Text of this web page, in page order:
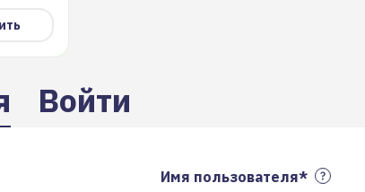
Войти
Имя пользователя*